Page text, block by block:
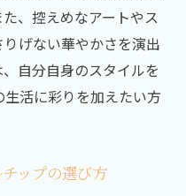
、控えめなアートやス
げない華やかさを演出
自分自身のスタイルを
活に彩りを加えたい方
ップの選び方